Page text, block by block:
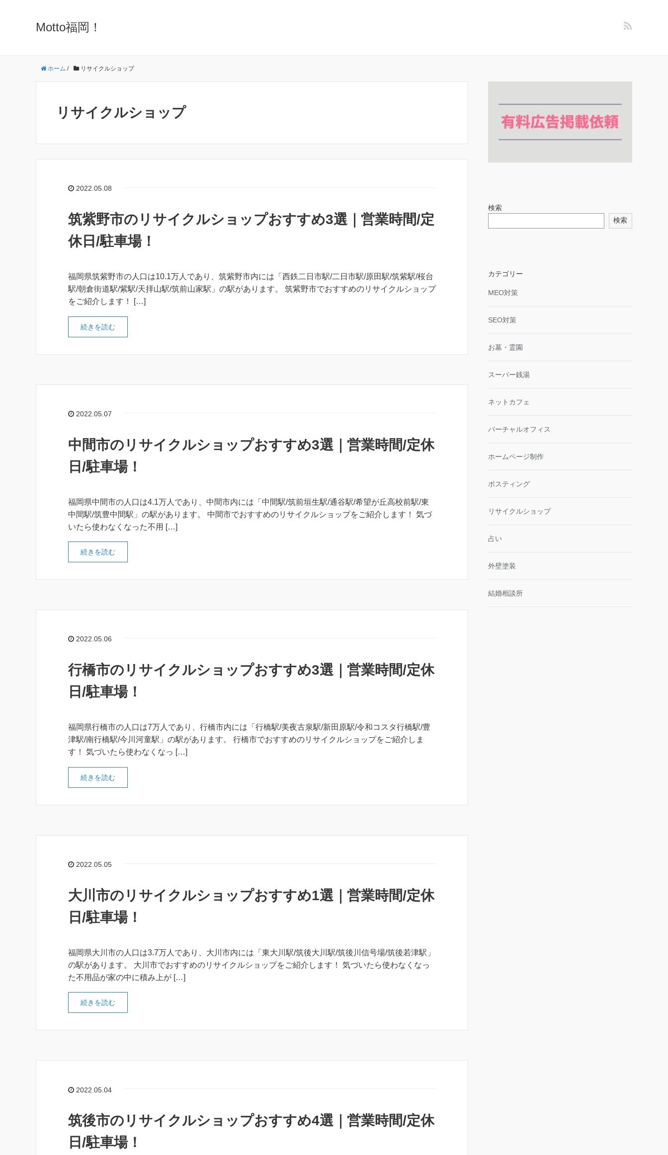
Motto福岡！
ホーム / リサイクルショップ
リサイクルショップ
2022.05.08
筑紫野市のリサイクルショップおすすめ3選｜営業時間/定
休日/駐車場！
福岡県筑紫野市の人口は10.1万人であり、筑紫野市内には「西鉄二日市駅/二日市駅/原田駅/筑紫駅/桜台
駅/朝倉街道駅/紫駅/天拝山駅/筑前山家駅」の駅があります。 筑紫野市でおすすめのリサイクルショップ
をご紹介します！ […]
続きを読む
2022.05.07
中間市のリサイクルショップおすすめ3選｜営業時間/定休
日/駐車場！
福岡県中間市の人口は4.1万人であり、中間市内には「中間駅/筑前垣生駅/通谷駅/希望が丘高校前駅/東
中間駅/筑豊中間駅」の駅があります。 中間市でおすすめのリサイクルショップをご紹介します！ 気づ
いたら使わなくなった不用 […]
続きを読む
2022.05.06
行橋市のリサイクルショップおすすめ3選｜営業時間/定休
日/駐車場！
福岡県行橋市の人口は7万人であり、行橋市内には「行橋駅/美夜古泉駅/新田原駅/令和コスタ行橋駅/豊
津駅/南行橋駅/今川河童駅」の駅があります。 行橋市でおすすめのリサイクルショップをご紹介しま
す！ 気づいたら使わなくなっ […]
続きを読む
2022.05.05
大川市のリサイクルショップおすすめ1選｜営業時間/定休
日/駐車場！
福岡県大川市の人口は3.7万人であり、大川市内には「東大川駅/筑後大川駅/筑後川信号場/筑後若津駅」
の駅があります。 大川市でおすすめのリサイクルショップをご紹介します！ 気づいたら使わなくなっ
た不用品が家の中に積み上が […]
続きを読む
2022.05.04
筑後市のリサイクルショップおすすめ4選｜営業時間/定休
日/駐車場！
検索
検索
カテゴリー
MEO対策
SEO対策
お墓・霊園
スーパー銭湯
ネットカフェ
バーチャルオフィス
ホームページ制作
ポスティング
リサイクルショップ
占い
外壁塗装
結婚相談所